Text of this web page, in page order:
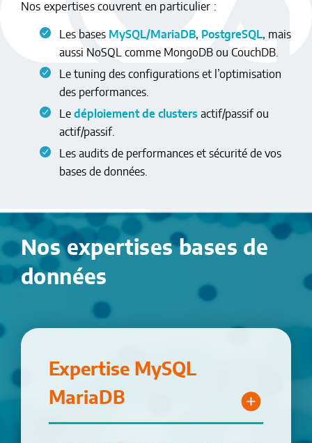
Nos expertises couvrent en particulier :
Les bases MySQL/MariaDB, PostgreSQL, mais
aussi NoSQL comme MongoDB ou CouchDB.
Le tuning des configurations et l’optimisation
des performances.
Le déploiement de clusters actif/passif ou
actif/passif.
Les audits de performances et sécurité de vos
bases de données.
Nos expertises bases de
données
Expertise MySQL
MariaDB